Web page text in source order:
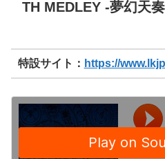
TH MEDLEY -夢幻天
特設サイト： https://